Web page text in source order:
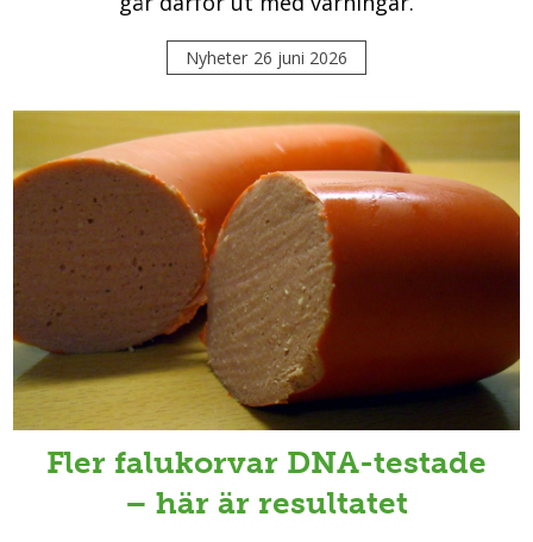
Nyheter 26 juni 2026
Fler falukorvar DNA-testade
– här är resultatet